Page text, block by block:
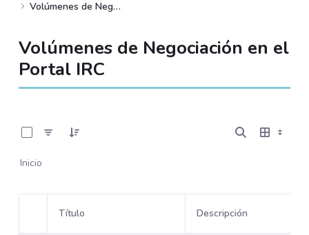
Volúmenes de Negociación
Volúmenes de Negociación en el
Portal IRC
Inicio
Selección del elemento
Título Descripción